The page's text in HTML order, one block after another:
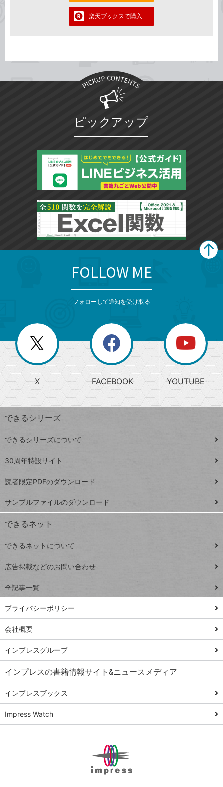
楽天ブックスで購入
ピックアップ
じ
る
search
検
索
上
昇
ワ
ー
ド
Google
スプレ
ッドシ
ート
iPhone
VLOOKUP
close
閉じ
る
閉
じ
る
ー
か
ら
探
す
ト
ッ
プ
ペ
ジ
連載
Excel Q&A
トイアンナ流仕
事術
ではじめる業務
の完全自動化
AI議事録作成術
Windows 11
Q&A
Teams踏み込み
活用術
Excel講師の仕事
術
FOLLOW ME
フォローして通知を受け取る
X FACEBOOK YOUTUBE
できるシリーズ
できるシリーズについて
30周年特設サイト
読者限定PDFのダウンロード
サンプルファイルのダウンロード
できるネット
できるネットについて
広告掲載などのお問い合わせ
全記事一覧
プライバシーポリシー
会社概要
インプレスグループ
インプレスの書籍情報サイト&ニュースメディア
インプレスブックス
Impress Watch